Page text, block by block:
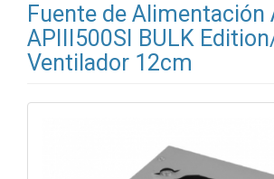
Fuente de Alimentación
APIII500SI BULK
Ventilador 12cm